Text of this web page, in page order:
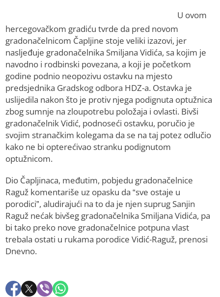
U ovom
hercegovačkom gradiću tvrde da pred novom
gradonačelnicom Čapljine stoje veliki izazovi, jer
nasljeđuje gradonačelnika Smiljana Vidića, sa kojim je
navodno i rodbinski povezana, a koji je početkom
godine podnio neopozivu ostavku na mjesto
predsjednika Gradskog odbora HDZ-a. Ostavka je
uslijedila nakon što je protiv njega podignuta optužnica
zbog sumnje na zloupotrebu položaja i ovlasti. Bivši
gradonačelnik Vidić, podnoseći ostavku, poručio je
svojim stranačkim kolegama da se na taj potez odlučio
kako ne bi opterećivao stranku podignutom
optužnicom.
Dio Čapljinaca, međutim, pobjedu gradonačelnice
Raguž komentariše uz opasku da “sve ostaje u
porodici”, aludirajući na to da je njen suprug Sanjin
Raguž nećak bivšeg gradonačelnika Smiljana Vidića, pa
bi tako preko nove gradonačelnice potpuna vlast
trebala ostati u rukama porodice Vidić-Raguž, prenosi
Dnevno.